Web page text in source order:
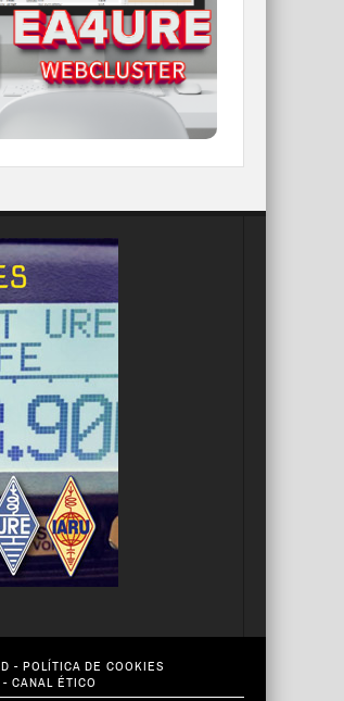
con GDURE
- POLÍTICA DE COOKIES
- CANAL ÉTICO